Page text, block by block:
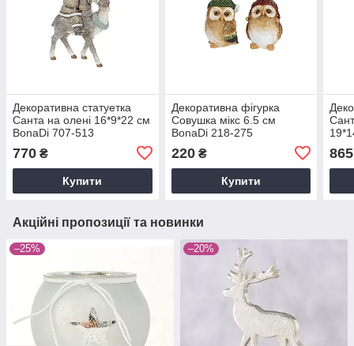
Декоративна статуетка
Санта на олені 16*9*22 см
BonaDi 707-513
770 ₴
Купити
Декоративна фігурка
Совушка мікс 6.5 см
BonaDi 218-275
220₴
Купити
865
Акційні пропозиції та новинки
–25% –20%